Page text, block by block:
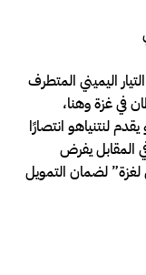
اليميني المتطرف
في غزة وهنا،
لنتنياهو انتصارًا
المقابل يفرض
لضمان التمويل